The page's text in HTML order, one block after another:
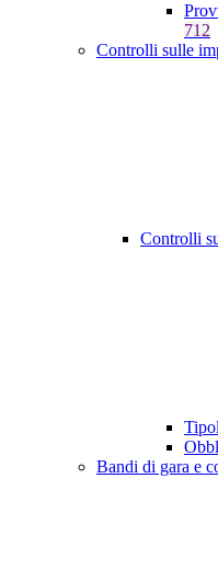
712
Controlli sulle
Controlli
Bandi di gara e